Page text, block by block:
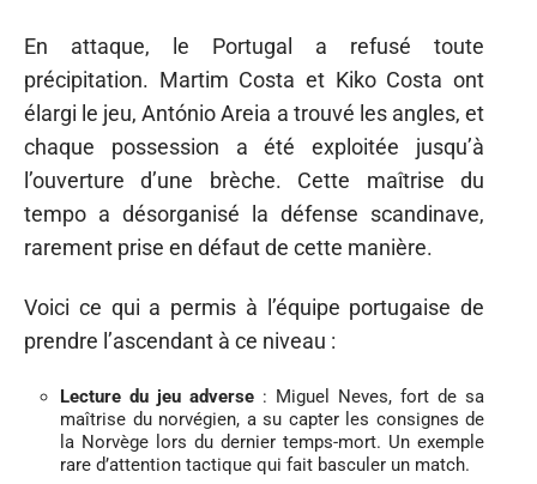
En attaque, le Portugal a refusé toute
précipitation. Martim Costa et Kiko Costa ont
élargi le jeu, António Areia a trouvé les angles, et
chaque possession a été exploitée jusqu’à
l’ouverture d’une brèche. Cette maîtrise du
tempo a désorganisé la défense scandinave,
rarement prise en défaut de cette manière.
Voici ce qui a permis à l’équipe portugaise de
prendre l’ascendant à ce niveau :
Lecture du jeu adverse : Miguel Neves, fort de sa
maîtrise du norvégien, a su capter les consignes de
la Norvège lors du dernier temps-mort. Un exemple
rare d’attention tactique qui fait basculer un match.